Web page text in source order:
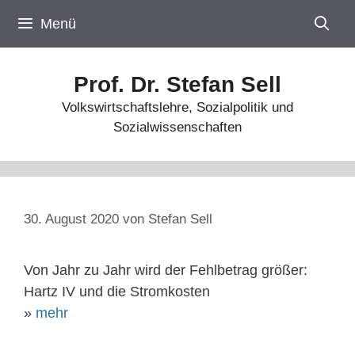
Inhalt
springen
Menü
Prof. Dr. Stefan Sell
Volkswirtschaftslehre, Sozialpolitik und
Sozialwissenschaften
30. August 2020 von Stefan Sell
Von Jahr zu Jahr wird der Fehlbetrag größer:
Hartz IV und die Stromkosten
» mehr